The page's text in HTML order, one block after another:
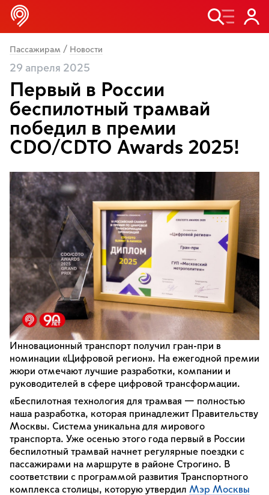
Пассажирам / Новости
29 апреля 2025
Первый в России
беспилотный трамвай
победил в премии
CDO/CDTO Awards 2025!
Инновационный транспорт получил гран-при в
номинации «Цифровой регион». На ежегодной премии
жюри отмечают лучшие разработки, компании и
руководителей в сфере цифровой трансформации.
«Беспилотная технология для трамвая — полностью
наша разработка, которая принадлежит Правительству
Москвы. Система уникальна для мирового
транспорта. Уже осенью этого года первый в России
беспилотный трамвай начнет регулярные поездки с
пассажирами на маршруте в районе Строгино. В
соответствии с программой развития Транспортного
комплекса столицы, которую утвердил Мэр Москвы